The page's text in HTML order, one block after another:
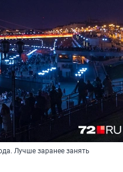
Лучше заранее занять